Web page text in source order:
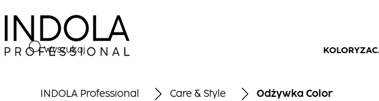
Wyszukaj
INDOLA Professional Care & Style Odżywka Color